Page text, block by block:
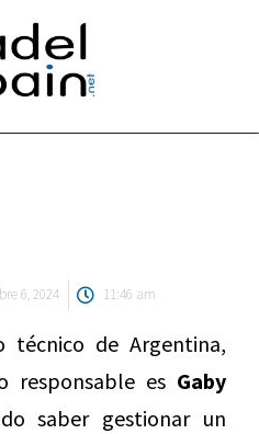
6, 2024 11:46 am
técnico de Argentina,
responsable es Gaby
saber gestionar un